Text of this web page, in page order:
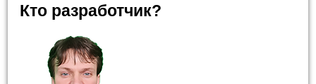
Кто разработчик?